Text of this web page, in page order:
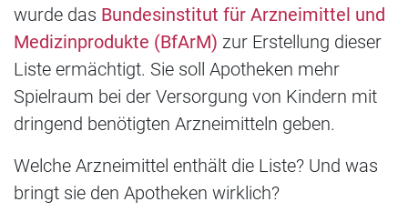
wurde das Bundesinstitut für Arzneimittel und
Medizinprodukte (BfArM) zur Erstellung dieser
Liste ermächtigt. Sie soll Apotheken mehr
Spielraum bei der Versorgung von Kindern mit
dringend benötigten Arzneimitteln geben.
Welche Arzneimittel enthält die Liste? Und was
bringt sie den Apotheken wirklich?